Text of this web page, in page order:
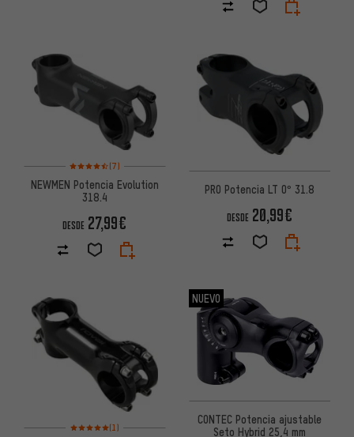
Valoración media: 4,5 de 5 basada en 7 reseñas
(7)
NEWMEN Potencia Evolution
318.4
DESDE 27,99€
PRO Potencia LT 0° 31.8
DESDE 20,99€
Valoración media: 5 de 5 basada en 1 reseñas
(1)
NUEVO
CONTEC Potencia ajustable
Seto Hybrid 25,4 mm